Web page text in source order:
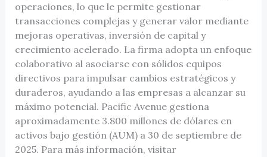
operaciones, lo que le permite gestionar
transacciones complejas y generar valor mediante
mejoras operativas, inversión de capital y
crecimiento acelerado. La firma adopta un enfoque
colaborativo al asociarse con sólidos equipos
directivos para impulsar cambios estratégicos y
duraderos, ayudando a las empresas a alcanzar su
máximo potencial. Pacific Avenue gestiona
aproximadamente 3.800 millones de dólares en
activos bajo gestión (AUM) a 30 de septiembre de
2025. Para más información, visitar